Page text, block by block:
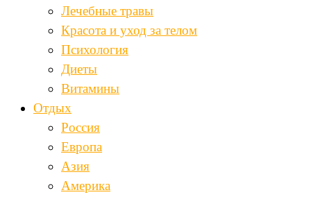
Лечебные травы
Красота и уход за телом
Психология
Диеты
Витамины
Отдых
Россия
Европа
Азия
Америка